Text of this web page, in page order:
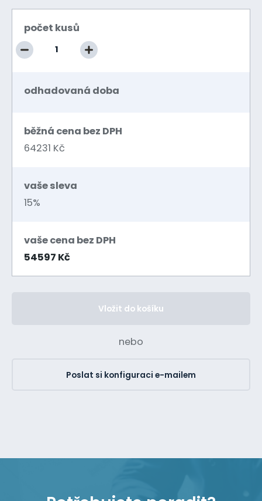
počet kusů
odhadovaná doba
běžná cena bez DPH
64231 Kč
vaše sleva
15%
vaše cena bez DPH
54597 Kč
Vložit do košíku
nebo
Poslat si konfiguraci e-mailem